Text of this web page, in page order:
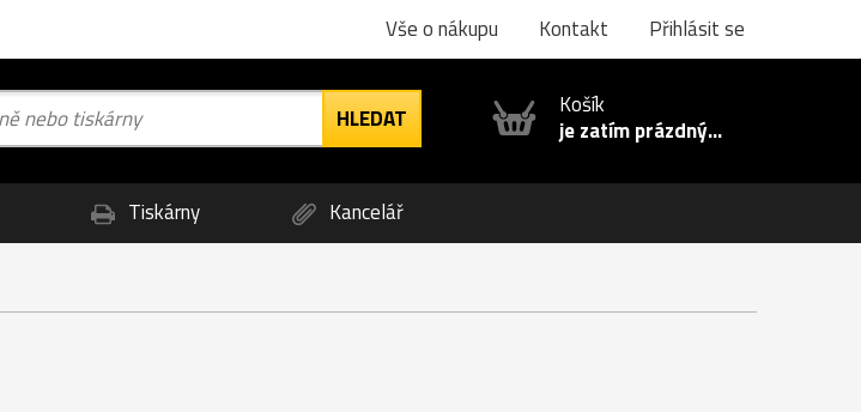
Vše o nákupu Kontakt Přihlásit se
Košík
je zatím prázdný...
Tiskárny Kancelář